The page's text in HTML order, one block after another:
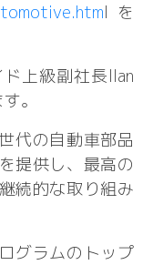
lを
上級副社長Ilan
。
代の自動車部品
提供し、最高の
続的な取り組み
グラムのトップ